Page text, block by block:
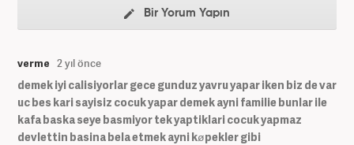
Bir Yorum Yapın
verme 2 yıl önce
demek iyi calisiyorlar gece gunduz yavru yapar iken biz de var
uc bes kari sayisiz cocuk yapar demek ayni familie bunlar ile
kafa baska seye basmiyor tek yaptiklari cocuk yapmaz
devlettin basina bela etmek ayni køpekler gibi